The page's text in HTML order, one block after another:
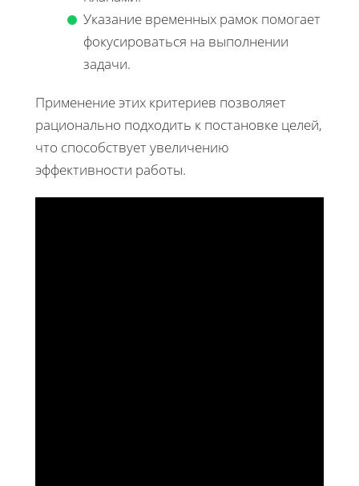
Указание временных рамок помогает
фокусироваться на выполнении
задачи.
Применение этих критериев позволяет
рационально подходить к постановке целей,
что способствует увеличению
эффективности работы.